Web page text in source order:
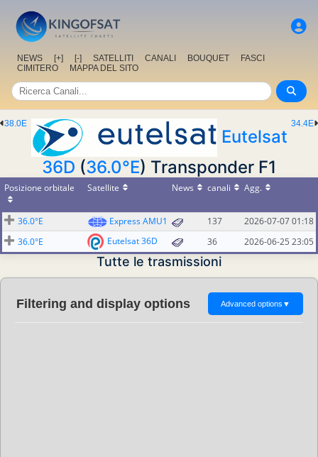
NEWS [+] [-] SATELLITI CANALI BOUQUET
FASCI
CIMITERO
MAPPA DEL SITO
34.4E
38.0E
Eutelsat
36D (36.0°E) Transponder F1
Posizione orbitale Satellite News canali Agg.
36.0°E Express AMU1 137
2026-07-07 01:18
36.0°E
Eutelsat 36D 36 2026-06-25 23:05
Tutte le trasmissioni
Filtering and display options Advanced options ▼